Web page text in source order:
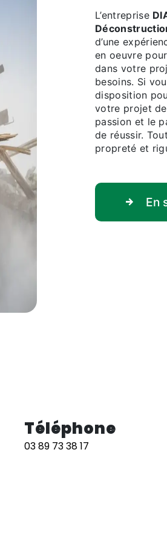
L’entreprise
d’une
en oeuvre
dans votre
besoins. Si
disposition
votre projet de
passion et le
de réussir.
propreté et
En
Téléphone
03 89 73 38 17